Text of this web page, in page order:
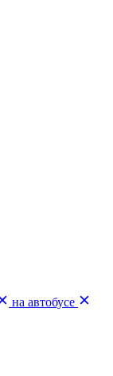
на автобусе